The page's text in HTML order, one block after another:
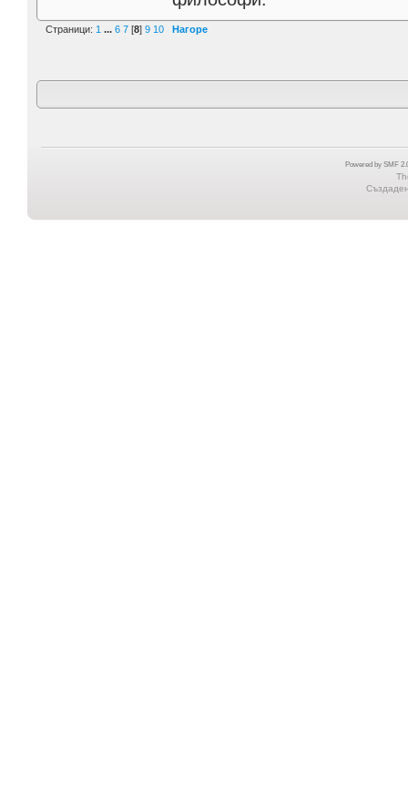
Страници: 1 ... 6 7 [8] 9 10 Нагоре
Powered by SMF